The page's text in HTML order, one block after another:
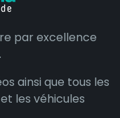
par excellence
ainsi que tous les
les véhicules